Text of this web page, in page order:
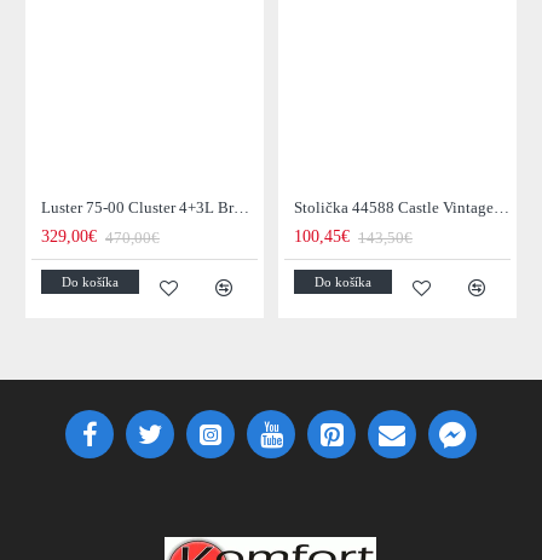
Luster 75-00 Cluster 4+3L Brown + Jantar Glass
329,00€ 470,00€
Do košíka
Stolička 44588 Castle Vintage Black
100,45€ 143,50€
Do košíka